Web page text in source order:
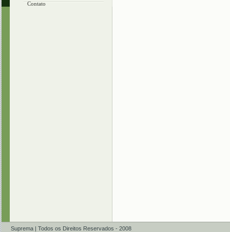
Contato
Suprema | Todos os Direitos Reservados - 2008